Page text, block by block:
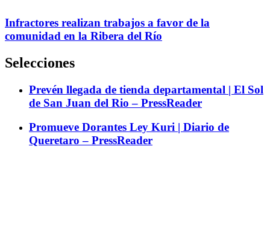
Infractores realizan trabajos a favor de la
comunidad en la Ribera del Río
Selecciones
Prevén llegada de tienda departamental | El Sol
de San Juan del Rio – PressReader
Promueve Dorantes Ley Kuri | Diario de
Queretaro – PressReader